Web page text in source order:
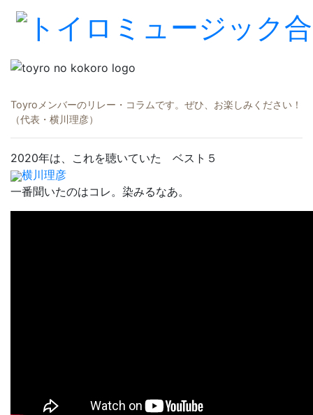
Toyroメンバーのリレー・コラムです。ぜひ、お楽しみください！
（代表・横川理彦）
2020年は、これを聴いていた ベスト５
横川理彦
一番聞いたのはコレ。染みるなあ。